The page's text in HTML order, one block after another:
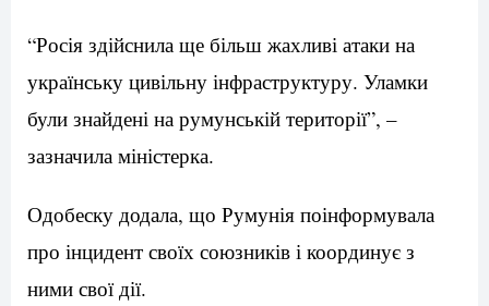
“Росія здійснила ще більш жахливі атаки на
українську цивільну інфраструктуру. Уламки
були знайдені на румунській території”, –
зазначила міністерка.
Одобеску додала, що Румунія поінформувала
про інцидент своїх союзників і координує з
ними свої дії.